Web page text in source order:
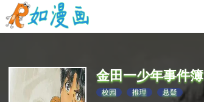
金田一少年事件簿
校园 推理 悬疑